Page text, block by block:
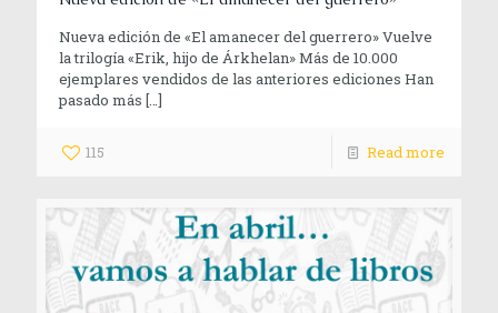
Nueva edición de «El amanecer del guerrero» Vuelve
la trilogía «Erik, hijo de Árkhelan» Más de 10.000
ejemplares vendidos de las anteriores ediciones Han
pasado más […]
115 Read more